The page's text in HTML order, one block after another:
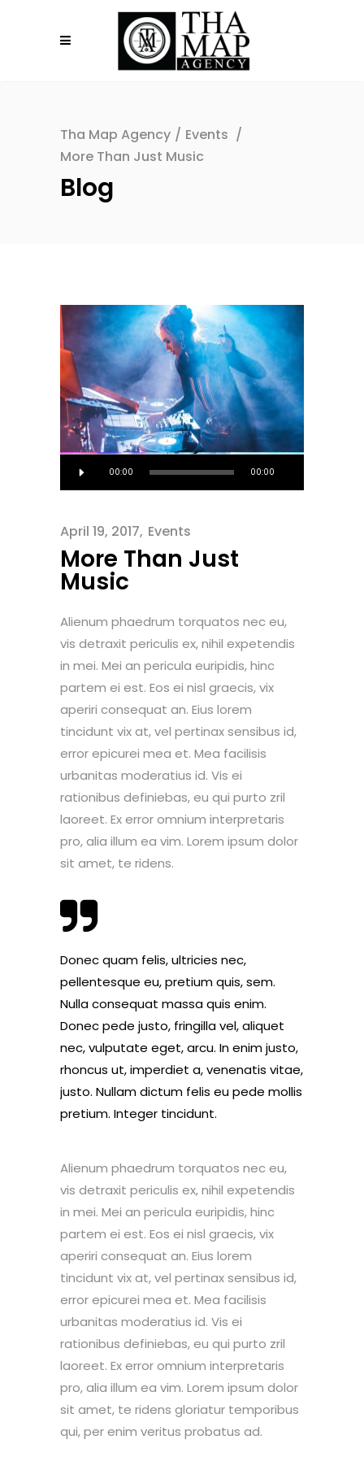
Tha Map Agency / Events /
More Than Just Music
Blog
Audio
Player
00:00 00:00
April 19, 2017 Events
More Than Just
Music
Alienum phaedrum torquatos nec eu,
vis detraxit periculis ex, nihil expetendis
in mei. Mei an pericula euripidis, hinc
partem ei est. Eos ei nisl graecis, vix
aperiri consequat an. Eius lorem
tincidunt vix at, vel pertinax sensibus id,
error epicurei mea et. Mea facilisis
urbanitas moderatius id. Vis ei
rationibus definiebas, eu qui purto zril
laoreet. Ex error omnium interpretaris
pro, alia illum ea vim. Lorem ipsum dolor
sit amet, te ridens.
Donec quam felis, ultricies nec,
pellentesque eu, pretium quis, sem.
Nulla consequat massa quis enim.
Donec pede justo, fringilla vel, aliquet
nec, vulputate eget, arcu. In enim justo,
rhoncus ut, imperdiet a, venenatis vitae,
justo. Nullam dictum felis eu pede mollis
pretium. Integer tincidunt.
Alienum phaedrum torquatos nec eu,
vis detraxit periculis ex, nihil expetendis
in mei. Mei an pericula euripidis, hinc
partem ei est. Eos ei nisl graecis, vix
aperiri consequat an. Eius lorem
tincidunt vix at, vel pertinax sensibus id,
error epicurei mea et. Mea facilisis
urbanitas moderatius id. Vis ei
rationibus definiebas, eu qui purto zril
laoreet. Ex error omnium interpretaris
pro, alia illum ea vim. Lorem ipsum dolor
sit amet, te ridens gloriatur temporibus
qui, per enim veritus probatus ad.